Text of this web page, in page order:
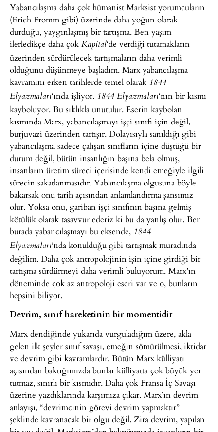
Yabancılaşma daha çok hümanist Marksist yorumcuların
(Erich Fromm gibi) üzerinde daha yoğun olarak
durduğu, yaygınlaşmış bir tartışma. Ben yaşım
ilerledikçe daha çok Kapital‘de verdiği tutamakların
üzerinden sürdürülecek tartışmaların daha verimli
olduğunu düşünmeye başladım. Marx yabancılaşma
kavramını erken tarihlerde temel olarak 1844
Elyazmaları‘ında işliyor. 1844 Elyazmaları‘nın bir kısmı
kayboluyor. Bu sıklıkla unutulur. Eserin kaybolan
kısmında Marx, yabancılaşmayı işçi sınıfı için değil,
burjuvazi üzerinden tartışır. Dolayısıyla sanıldığı gibi
yabancılaşma sadece çalışan sınıfların içine düştüğü bir
durum değil, bütün insanlığın başına bela olmuş,
insanların üretim süreci içerisinde kendi emeğiyle ilgili
sürecin sakatlanmasıdır. Yabancılaşma olgusuna böyle
bakarsak onu tarih açısından anlamlandırma şansımız
olur. Yoksa onu, gariban işçi sınıfının başına gelmiş
kötülük olarak tasavvur ederiz ki bu da yanlış olur. Ben
burada yabancılaşmayı bu eksende, 1844
Elyazmaları‘nda konulduğu gibi tartışmak muradında
değilim. Daha çok antropolojinin işin içine girdiği bir
tartışma sürdürmeyi daha verimli buluyorum. Marx’ın
döneminde çok az antropoloji eseri var ve o, bunların
hepsini biliyor.
Devrim, sınıf hareketinin bir momentidir
Marx dendiğinde yukarıda vurguladığım üzere, akla
gelen ilk şeyler sınıf savaşı, emeğin sömürülmesi, iktidar
ve devrim gibi kavramlardır. Bütün Marx külliyatı
açısından baktığımızda bunlar külliyatta çok büyük yer
tutmaz, sınırlı bir kısmıdır. Daha çok Fransa İç Savaşı
üzerine yazdıklarında karşımıza çıkar. Marx’ın devrim
anlayışı, “devrimcinin görevi devrim yapmaktır”
şeklinde kavranacak bir olgu değil. Zira devrim, yapılan